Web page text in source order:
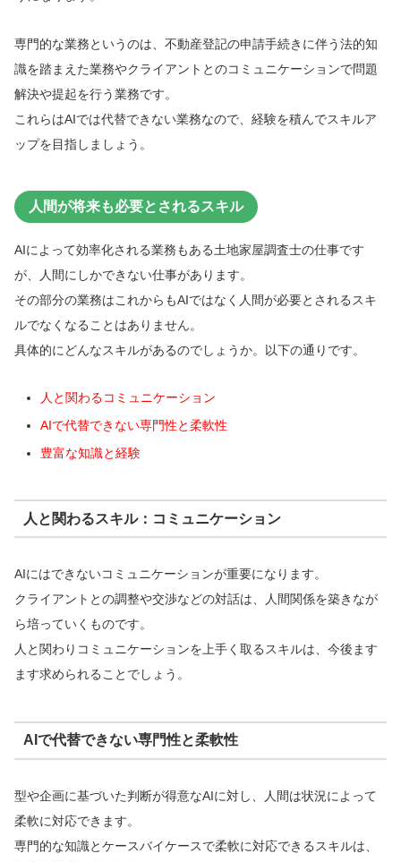
専門的な業務というのは、不動産登記の申請手続きに伴う法的知
識を踏まえた業務やクライアントとのコミュニケーションで問題
解決や提起を行う業務です。
これらはAIでは代替できない業務なので、経験を積んでスキルア
ップを目指しましょう。
人間が将来も必要とされるスキル
AIによって効率化される業務もある土地家屋調査士の仕事です
が、人間にしかできない仕事があります。
その部分の業務はこれからもAIではなく人間が必要とされるスキ
ルでなくなることはありません。
具体的にどんなスキルがあるのでしょうか。以下の通りです。
人と関わるコミュニケーション
AIで代替できない専門性と柔軟性
豊富な知識と経験
人と関わるスキル：コミュニケーション
AIにはできないコミュニケーションが重要になります。
クライアントとの調整や交渉などの対話は、人間関係を築きなが
ら培っていくものです。
人と関わりコミュニケーションを上手く取るスキルは、今後ます
ます求められることでしょう。
AIで代替できない専門性と柔軟性
型や企画に基づいた判断が得意なAIに対し、人間は状況によって
柔軟に対応できます。
専門的な知識とケースバイケースで柔軟に対応できるスキルは、